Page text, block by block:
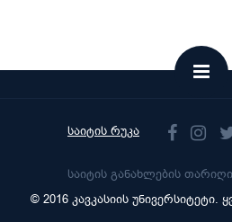
საიტის რუკა
საიტის განახლების
© 2016 კავკასიის